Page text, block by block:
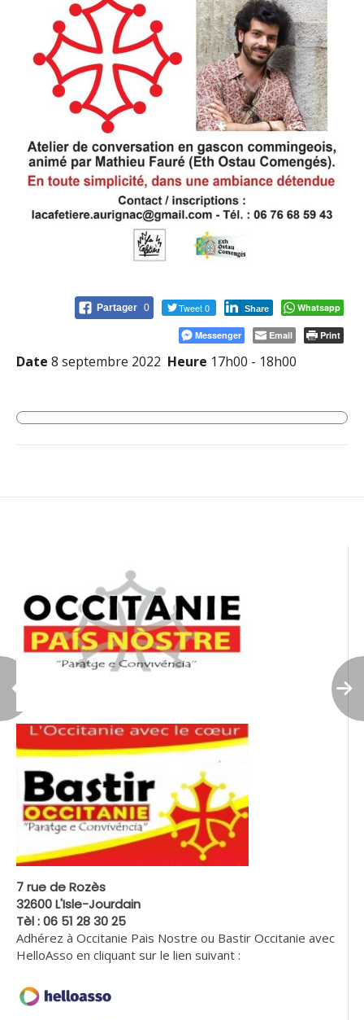
Partager 0 Tweet 0 Share Whatsapp
Messenger Email Print
Date 8 septembre 2022 Heure 17h00 - 18h00
7 rue de Rozès
32600 L'Isle-Jourdain
Tèl : 06 51 28 30 25
Adhérez à Occitanie Pais Nostre ou Bastir Occitanie avec
HelloAsso en cliquant sur le lien suivant :